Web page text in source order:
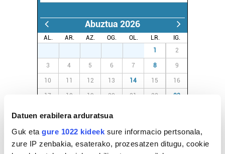
Datuen erabilera arduratsua
Guk eta gure 1022 kideek sure informacio pertsonala,
zure IP zenbakia, esaterako, prozesatzen ditugu, cookie
Abuztua 2026
AL. AR. AZ. OG. OL. LR.
IG.
1 2
3 4 5 6 7 8 9
10 11 12 13 14 15 16
17 18 19 20 21 22 23